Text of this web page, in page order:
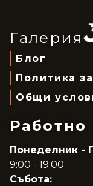
Галерия
Блог
Политика
Общи
Работно
Понеделник -
9:00 - 19:00
Събота: